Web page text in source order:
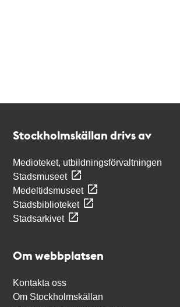
Stockholmskällan drivs av
Medioteket, utbildningsförvaltningen
Stadsmuseet
Medeltidsmuseet
Stadsbiblioteket
Stadsarkivet
Om webbplatsen
Kontakta oss
Om Stockholmskällan